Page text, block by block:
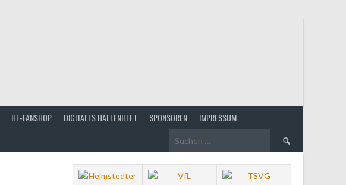
HF-FANSHOP DIGITALES HALLENHEFT SPONSOREN IMPRESSUM
Suchen